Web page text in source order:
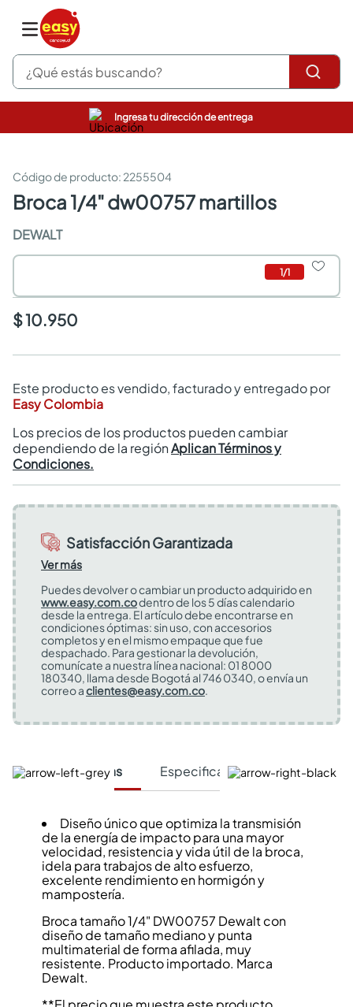
¿Qué estás buscando?
Ingresa tu dirección de entrega
: 2255504
broca 1/4" dw00757 martillos
DEWALT
1/1
$ 10.950
Este producto es vendido, facturado y entregado por
Easy Colombia
Los precios de los productos pueden cambiar
dependiendo de la regiónAplican Términos y
Condiciones.
Satisfacción Garantizada
Ver más
Puedes devolver o cambiar un producto adquirido en
www.easy.com.codentro de los 5 días calendario
desde la entrega. El artículo debe encontrarse en
condiciones óptimas: sin uso, con accesorios
completos y en el mismo empaque que fue
despachado. Para gestionar la devolución,
comunícate a nuestra línea nacional: 01 8000
180340, llama desde Bogotá al 746 0340, o envía un
correo aclientes@easy.com.co.
Características Especificaciones Técnicas
Diseño único que optimiza la transmisión
de la energía de impacto para una mayor
velocidad, resistencia y vida útil de la broca,
idela para trabajos de alto esfuerzo,
excelente rendimiento en hormigón y
mampostería.
Broca tamaño 1/4" DW00757 Dewalt con
diseño de tamaño mediano y punta
multimaterial de forma afilada, muy
resistente. Producto importado. Marca
Dewalt.
pinturas
sanitarios
comedor
pisos
armarios closet
neveras